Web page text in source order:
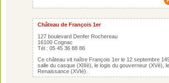
Château de François 1er
127 boulevard Denfer Rochereau
16100 Cognac
Tél : 05 45 36 88 86
Ce château vit naître François 1er le 12 septembre
salle du casque (XIIIè), le logis du gouverneur (XVè),
Renaissance (XVIè).